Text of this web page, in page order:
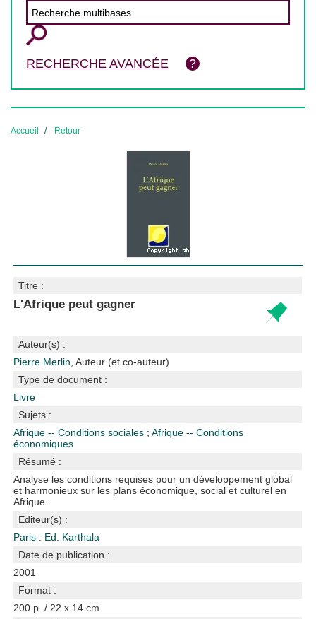
RECHERCHE AVANCÉE
Accueil Retour
Titre :
L'Afrique peut gagner
Auteur(s) :
Pierre Merlin , Auteur (et co-auteur)
Type de document :
Livre
Sujets :
Afrique -- Conditions sociales ;Afrique -- Conditions
économiques
Résumé :
Analyse les conditions requises pour un développement global
et harmonieux sur les plans économique, social et culturel en
Afrique.
Editeur(s) :
Paris : Ed. Karthala
Date de publication :
2001
Format :
200 p. / 22 x 14 cm